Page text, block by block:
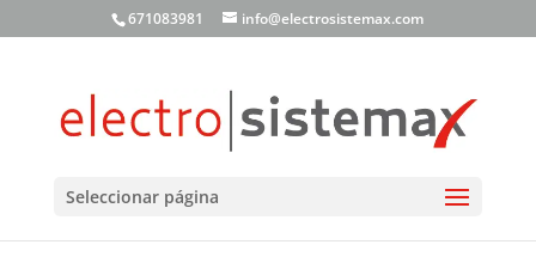
671083981 info@electrosistemax.com
Seleccionar página